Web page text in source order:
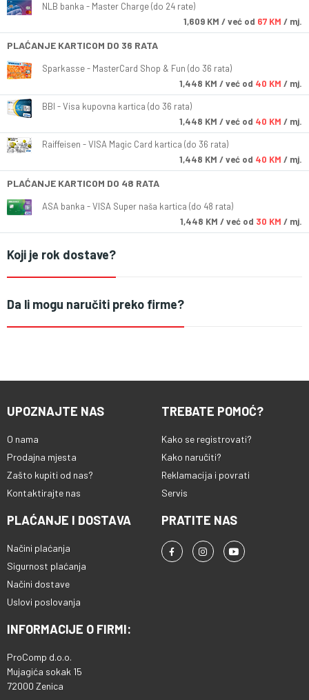
NLB banka - Master Charge (do 24 rate)
1,609 KM / već od 67 KM / mj.
PLAĆANJE KARTICOM DO 36 RATA
Sparkasse - MasterCard Shop & Fun (do 36 rata)
1,448 KM / već od 40 KM / mj.
BBI - Visa kupovna kartica (do 36 rata)
1,448 KM / već od 40 KM / mj.
Raiffeisen - VISA Magic Card kartica (do 36 rata)
1,448 KM / već od 40 KM / mj.
PLAĆANJE KARTICOM DO 48 RATA
ASA banka - VISA Super naša kartica (do 48 rata)
1,448 KM / već od 30 KM / mj.
Koji je rok dostave?
Da li mogu naručiti preko firme?
UPOZNAJTE NAS
O nama
Prodajna mjesta
Zašto kupiti od nas?
Kontaktirajte nas
TREBATE POMOĆ?
Kako se registrovati?
Kako naručiti?
Reklamacija i povrati
Servis
PLAĆANJE I DOSTAVA
Načini plaćanja
Sigurnost plaćanja
Načini dostave
Uslovi poslovanja
PRATITE NAS
INFORMACIJE O FIRMI:
ProComp d.o.o.
Mujagića sokak 15
72000 Zenica